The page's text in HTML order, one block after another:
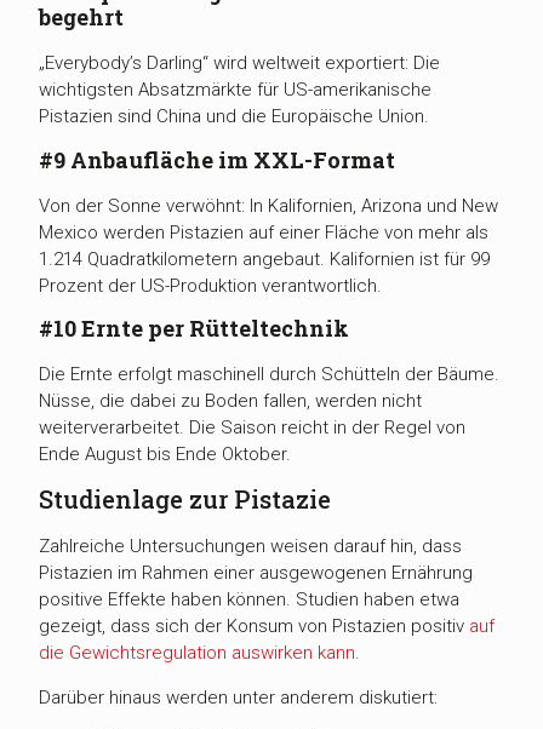
begehrt
„Everybody’s Darling“ wird weltweit exportiert: Die
wichtigsten Absatzmärkte für US-amerikanische
Pistazien sind China und die Europäische Union.
#9 Anbaufläche im XXL-Format
Von der Sonne verwöhnt: In Kalifornien, Arizona und New
Mexico werden Pistazien auf einer Fläche von mehr als
1.214 Quadratkilometern angebaut. Kalifornien ist für 99
Prozent der US-Produktion verantwortlich.
#10 Ernte per Rütteltechnik
Die Ernte erfolgt maschinell durch Schütteln der Bäume.
Nüsse, die dabei zu Boden fallen, werden nicht
weiterverarbeitet. Die Saison reicht in der Regel von
Ende August bis Ende Oktober.
Studienlage zur Pistazie
Zahlreiche Untersuchungen weisen darauf hin, dass
Pistazien im Rahmen einer ausgewogenen Ernährung
positive Effekte haben können. Studien haben etwa
gezeigt, dass sich der Konsum von Pistazien positiv auf
die Gewichtsregulation auswirken kann.
Darüber hinaus werden unter anderem diskutiert: